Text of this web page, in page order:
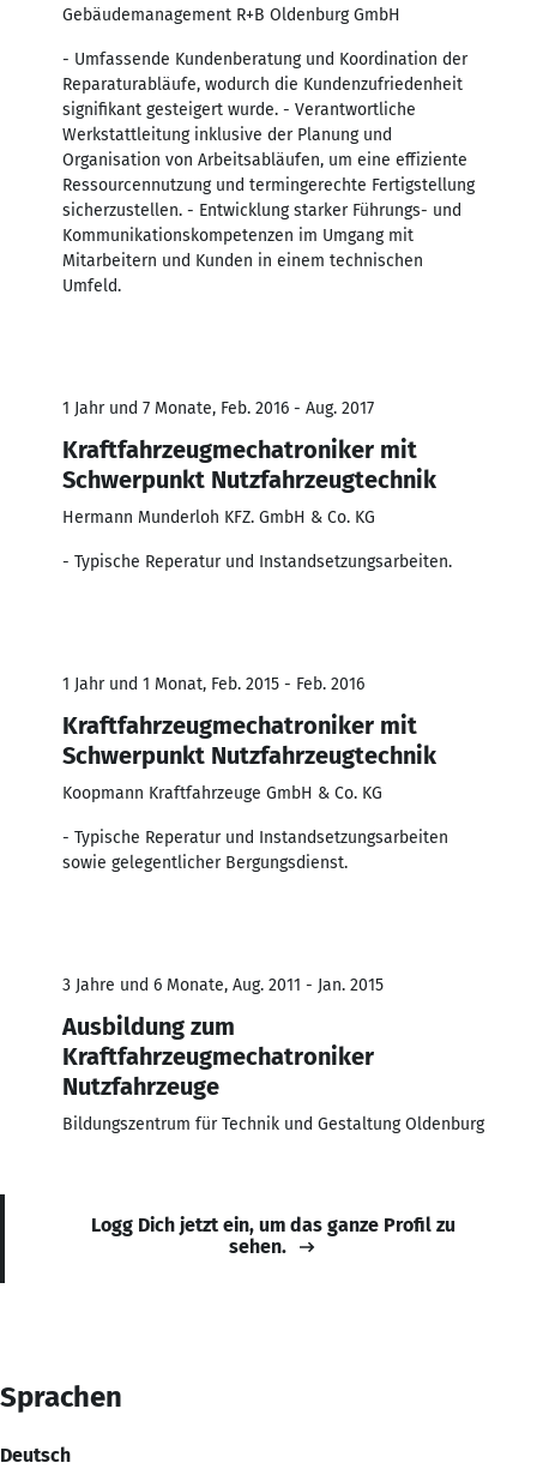
Gebäudemanagement R+B Oldenburg GmbH
- Umfassende Kundenberatung und Koordination der
Reparaturabläufe, wodurch die Kundenzufriedenheit
signifikant gesteigert wurde. - Verantwortliche
Werkstattleitung inklusive der Planung und
Organisation von Arbeitsabläufen, um eine effiziente
Ressourcennutzung und termingerechte Fertigstellung
sicherzustellen. - Entwicklung starker Führungs- und
Kommunikationskompetenzen im Umgang mit
Mitarbeitern und Kunden in einem technischen
Umfeld.
1 Jahr und 7 Monate, Feb. 2016 - Aug. 2017
Kraftfahrzeugmechatroniker mit
Schwerpunkt Nutzfahrzeugtechnik
Hermann Munderloh KFZ. GmbH & Co. KG
- Typische Reperatur und Instandsetzungsarbeiten.
1 Jahr und 1 Monat, Feb. 2015 - Feb. 2016
Kraftfahrzeugmechatroniker mit
Schwerpunkt Nutzfahrzeugtechnik
Koopmann Kraftfahrzeuge GmbH & Co. KG
- Typische Reperatur und Instandsetzungsarbeiten
sowie gelegentlicher Bergungsdienst.
3 Jahre und 6 Monate, Aug. 2011 - Jan. 2015
Ausbildung zum
Kraftfahrzeugmechatroniker
Nutzfahrzeuge
Bildungszentrum für Technik und Gestaltung Oldenburg
Logg Dich jetzt ein, um das ganze Profil zu
sehen.
Sprachen
Deutsch